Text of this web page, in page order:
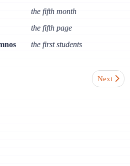
the fifth month
the fifth page
the first students
Order in Spanish Next
Next